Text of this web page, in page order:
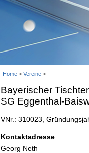
Home > Vereine >
Bayerischer
SG Eggenthal-
VNr.: 310023,
Kontaktadresse
Georg Neth